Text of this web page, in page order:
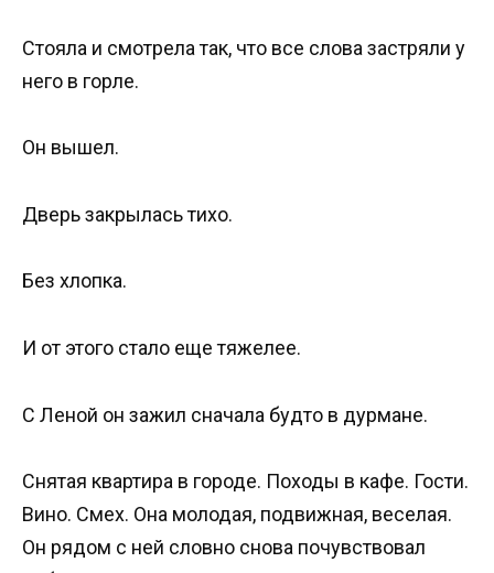
Стояла и смотрела так, что все слова застряли у
него в горле.
Он вышел.
Дверь закрылась тихо.
Без хлопка.
И от этого стало еще тяжелее.
С Леной он зажил сначала будто в дурмане.
Снятая квартира в городе. Походы в кафе. Гости.
Вино. Смех. Она молодая, подвижная, веселая.
Он рядом с ней словно снова почувствовал